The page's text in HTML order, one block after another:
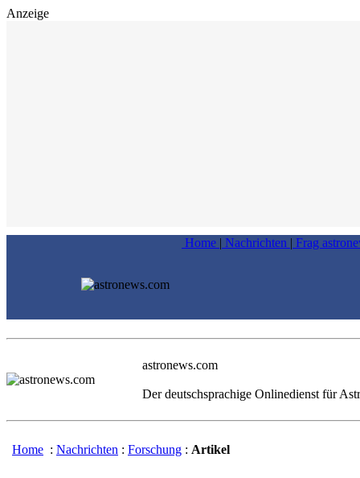
Anzeige
Home | Nachrichten | Frag
astronews.com
Der deutschsprachige Onlinedienst für
Home : Nachrichten : Forschung : Artikel